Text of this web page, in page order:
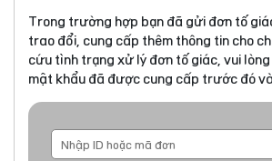
Trong trường hợp bạn đã gửi đơn tố
trao đổi, cung cấp thêm thông tin cho
cứu tình trạng xử lý đơn tố giác, vui
mật khẩu đã được cung cấp trước đó